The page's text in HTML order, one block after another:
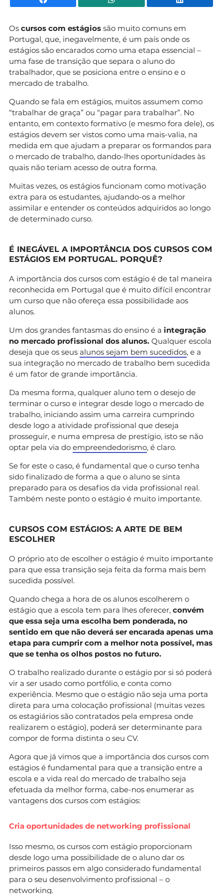
Os cursos com estágios são muito comuns em
Portugal, que, inegavelmente, é um país onde os
estágios são encarados como uma etapa essencial –
uma fase de transição que separa o aluno do
trabalhador, que se posiciona entre o ensino e o
mercado de trabalho.
Quando se fala em estágios, muitos assumem como
“trabalhar de graça” ou “pagar para trabalhar”. No
entanto, em contexto formativo (e mesmo fora dele), os
estágios devem ser vistos como uma mais-valia, na
medida em que ajudam a preparar os formandos para
o mercado de trabalho, dando-lhes oportunidades às
quais não teriam acesso de outra forma.
Muitas vezes, os estágios funcionam como motivação
extra para os estudantes, ajudando-os a melhor
assimilar e entender os conteúdos adquiridos ao longo
de determinado curso.
É INEGÁVEL A IMPORTÂNCIA DOS CURSOS COM
ESTÁGIOS EM PORTUGAL. PORQUÊ?
A importância dos cursos com estágio é de tal maneira
reconhecida em Portugal que é muito difícil encontrar
um curso que não ofereça essa possibilidade aos
alunos.
Um dos grandes fantasmas do ensino é a integração
no mercado profissional dos alunos. Qualquer escola
deseja que os seus alunos sejam bem sucedidos, e a
sua integração no mercado de trabalho bem sucedida
é um fator de grande importância.
Da mesma forma, qualquer aluno tem o desejo de
terminar o curso e integrar desde logo o mercado de
trabalho, iniciando assim uma carreira cumprindo
desde logo a atividade profissional que deseja
prosseguir, e numa empresa de prestígio, isto se não
optar pela via do empreendedorismo, é claro.
Se for este o caso, é fundamental que o curso tenha
sido finalizado de forma a que o aluno se sinta
preparado para os desafios da vida profissional real.
Também neste ponto o estágio é muito importante.
CURSOS COM ESTÁGIOS: A ARTE DE BEM
ESCOLHER
O próprio ato de escolher o estágio é muito importante
para que essa transição seja feita da forma mais bem
sucedida possível.
Quando chega a hora de os alunos escolherem o
estágio que a escola tem para lhes oferecer, convém
que essa seja uma escolha bem ponderada, no
sentido em que não deverá ser encarada apenas uma
etapa para cumprir com a melhor nota possível, mas
que se tenha os olhos postos no futuro.
O trabalho realizado durante o estágio por si só poderá
vir a ser usado como portfólio, e conta como
experiência. Mesmo que o estágio não seja uma porta
direta para uma colocação profissional (muitas vezes
os estagiários são contratados pela empresa onde
realizarem o estágio), poderá ser determinante para
compor de forma distinta o seu CV.
Agora que já vimos que a importância dos cursos com
estágios é fundamental para que a transição entre a
escola e a vida real do mercado de trabalho seja
efetuada da melhor forma, cabe-nos enumerar as
vantagens dos cursos com estágios:
Cria oportunidades de networking profissional
Isso mesmo, os cursos com estágio proporcionam
desde logo uma possibilidade de o aluno dar os
primeiros passos em algo considerado fundamental
para o seu desenvolvimento profissional – o
networking.